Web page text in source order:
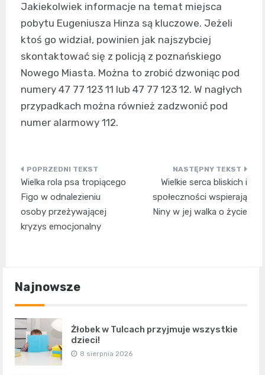
Jakiekolwiek informacje na temat miejsca
pobytu Eugeniusza Hinza są kluczowe. Jeżeli
ktoś go widział, powinien jak najszybciej
skontaktować się z policją z poznańskiego
Nowego Miasta. Można to zrobić dzwoniąc pod
numery 47 77 123 11 lub 47 77 123 12. W nagłych
przypadkach można również zadzwonić pod
numer alarmowy 112.
Nawigacja
wpisu
Wielka rola psa tropiącego
Figo w odnalezieniu
osoby przeżywającej
kryzys emocjonalny
Wielkie serca bliskich i
społeczności wspierają
Niny w jej walka o życie
Najnowsze
Żłobek w Tulcach przyjmuje wszystkie
dzieci!
8 sierpnia 2026